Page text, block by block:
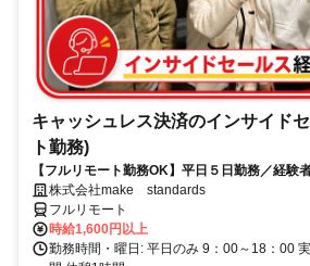
キャッシュレス決済のインサイド
ト勤務)
【フルリモート勤務OK】平日５日勤務／経験
スキルアップ
株式会社make standards
フルリモート
時給1,600円以上
勤務時間・曜日: 平日のみ 9：00～18：00